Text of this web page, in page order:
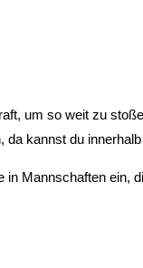
um so weit zu
kannst du
Mannschaften ein,